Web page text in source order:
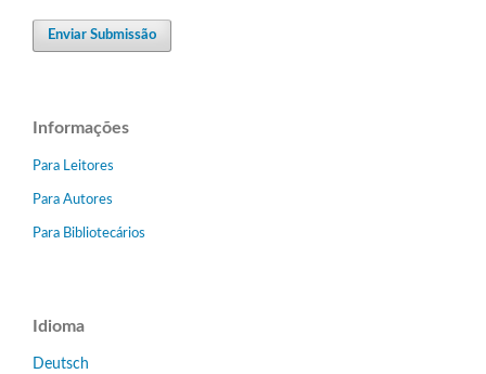
Enviar Submissão
Informações
Para Leitores
Para Autores
Para Bibliotecários
Idioma
Deutsch